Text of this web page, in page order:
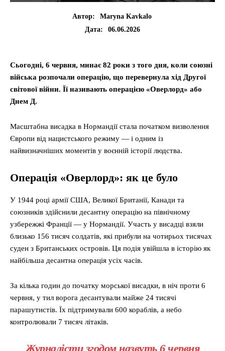
Автор:
Maryna Kavkalo
Дата:
06.06.2026
Сьогодні, 6 червня, минає 82 роки з того дня, коли союзні
війська розпочали операцію, що перевернула хід Другої
світової війни. Її називають операцією «Оверлорд» або
Днем Д.
Масштабна висадка в Нормандії стала початком визволення
Європи від нацистського режиму — і одним із
найвизначніших моментів у воєнній історії людства.
Операція «Оверлорд»: як це було
У 1944 році армії США, Великої Британії, Канади та
союзників здійснили десантну операцію на північному
узбережжі Франції — у Нормандії. Участь у висадці взяли
близько 156 тисяч солдатів, які прибули на чотирьох тисячах
суден з Британських островів. Ця подія увійшла в історію як
найбільша десантна операція усіх часів.
За кілька годин до початку морської висадки, в ніч проти 6
червня, у тил ворога десантували майже 24 тисячі
парашутистів. Їх підтримували 600 кораблів, а небо
контролювали 7 тисяч літаків.
Журналісти згодом назвуть 6 червня